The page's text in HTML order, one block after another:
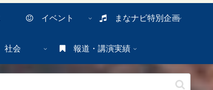
イベント まなナビ特別企画
社会 報道・講演実績